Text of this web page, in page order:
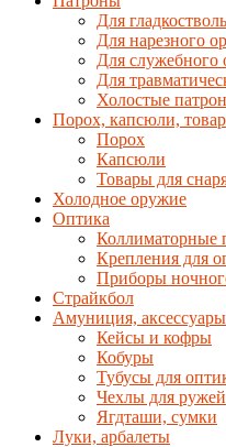
Для
Для нарезного
Для служебного
Для
Холостые
Порох, капсюли,
Порох
Капсюли
Товары для
Холодное оружие
Оптика
Коллиматорные
Крепления для
Приборы
Страйкбол
Амуниция, аксессуары
Кейсы и кофры
Кобуры
Тубусы для
Чехлы для ружей
Ягдташи, сумки
Луки, арбалеты